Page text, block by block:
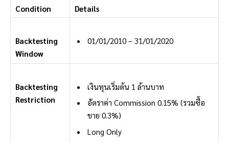
Condition Details
Backtesting
Window
01/01/2010 – 31/01/2020
Backtesting
Restriction
เงินทุนเริ่มต้น 1 ล้านบาท
อัตราค่า Commission 0.15% (รวมซื้อ
ขาย 0.3%)
Long Only